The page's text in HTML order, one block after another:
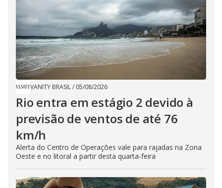
VANITY BRASIL/ 05/08/2026
Rio entra em estágio 2 devido à
previsão de ventos de até 76
km/h
Alerta do Centro de Operações vale para rajadas na Zona
Oeste e no litoral a partir desta quarta-feira